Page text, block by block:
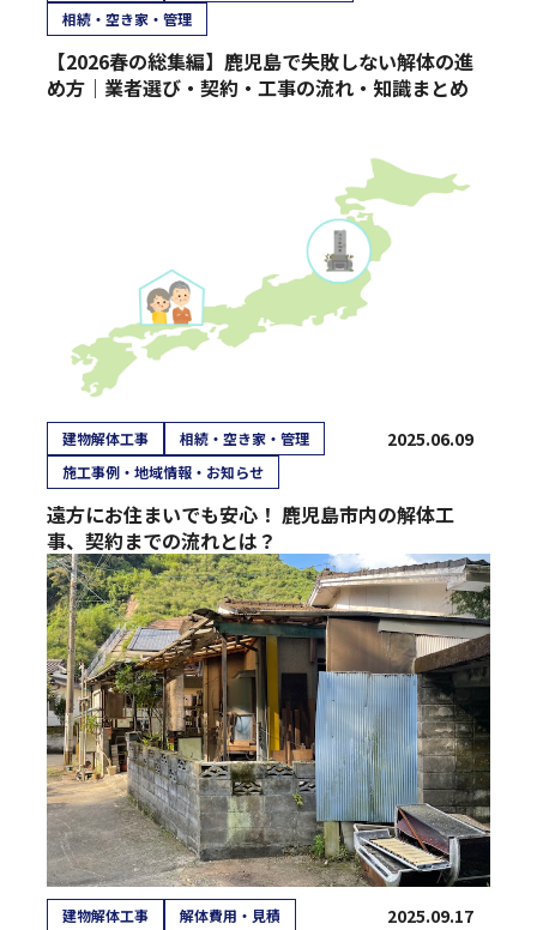
相続・空き家・管理
【2026春の総集編】鹿児島で失敗しない解体の進
め方｜業者選び・契約・工事の流れ・知識まとめ
建物解体工事
相続・空き家・管理
施工事例・地域情報・お知らせ
2025.06.09
遠方にお住まいでも安心！ 鹿児島市内の解体工
事、契約までの流れとは？
建物解体工事
解体費用・見積
2025.09.17